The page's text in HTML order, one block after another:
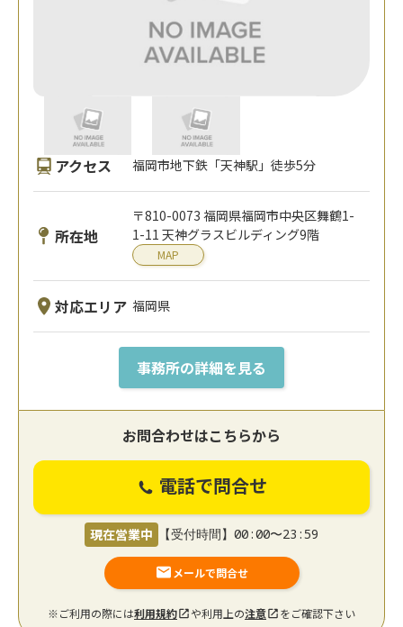
アクセス 福岡市地下鉄「天神駅」徒歩5分
所在地
〒810-0073 福岡県福岡市中央区舞鶴1-
1-11 天神グラスビルディング9階
MAP
対応エリア 福岡県
事務所の詳細を見る
お問合わせはこちらから
電話で問合せ
現在営業中 【受付時間】00:00〜23:59
メールで問合せ
※ご利用の際には利用規約 や利用上の注意 をご確認下さい